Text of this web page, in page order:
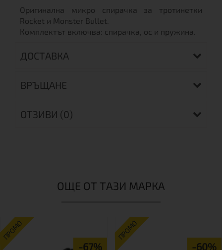
Оригинална микро спирачка за тротинетки
Rocket и Monster Bullet.
Комплектът включва: спирачка, ос и пружина.
ДОСТАВКА
ВРЪЩАНЕ
ОТЗИВИ (0)
ОЩЕ ОТ ТАЗИ МАРКА
ПРОМО
-67%
ПРОМО
-60%